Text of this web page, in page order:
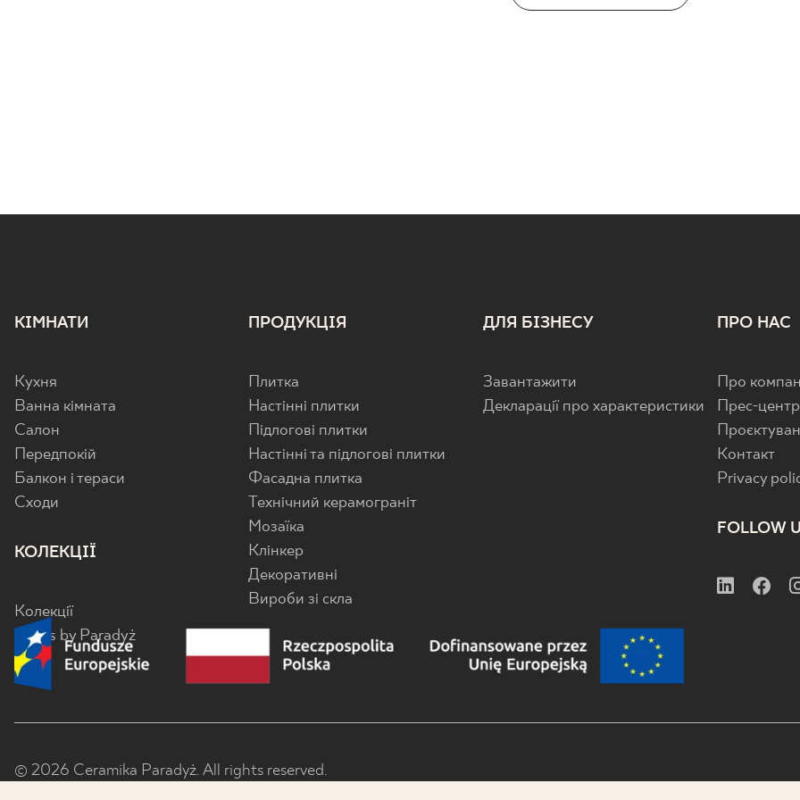
КІМНАТИ
Кухня
Ванна кімната
Салон
Передпокій
Балкон і тераси
Cходи
КОЛЕКЦІЇ
Колекції
Senes by Paradyż
ПРОДУКЦІЯ
Плитка
Настінні плитки
Підлогові плитки
Настінні та підлогові плитки
Фасадна плитка
Технічний керамограніт
Мозаїка
Клінкер
Декоративні
Вироби зі скла
ДЛЯ БІЗНЕСУ
Завантажити
Декларації про характеристики
ПРО НАС
Про
Прес-центр
Контакт
Privacy
FOLLOW
© 2026 Ceramika Paradyż. All rights reserved.